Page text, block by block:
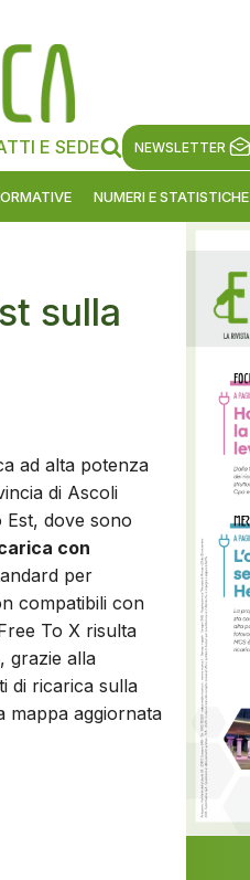
E SEDE NEWSLETTER
NUMERI E STATISTICHE
sulla
ad alta potenza
di Ascoli
Est, dove sono
con
per
compatibili con
To X risulta
grazie alla
di ricarica sulla
mappa aggiornata